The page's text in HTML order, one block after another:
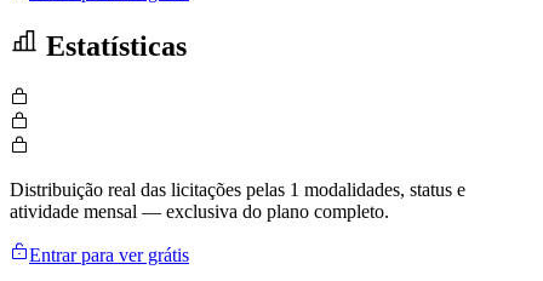
Estatísticas
Distribuição real das licitações pelas 1 modalidades, status e
atividade mensal — exclusiva do plano completo.
Entrar para ver grátis